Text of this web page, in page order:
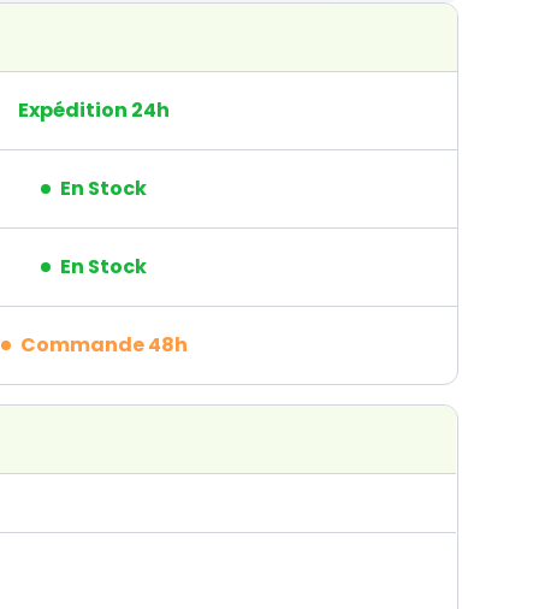
Expédition 24h
En Stock
En Stock
Commande 48h